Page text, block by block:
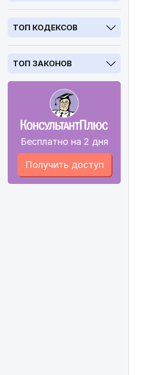
ТОП КОДЕКСОВ
ТОП ЗАКОНОВ
Бесплатно на 2 дня
Получить доступ